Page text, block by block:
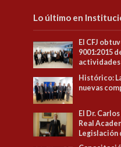
Lo último en
El CFJ
9001:2015
Histórico:
nuevas
El Dr.
Real
Legislación